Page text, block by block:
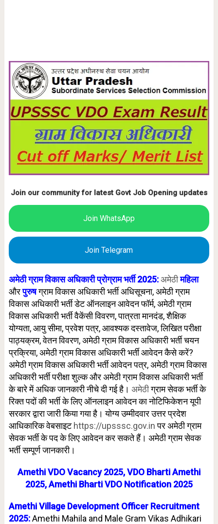
Join our community for latest Govt Job Opening updates
Join WhatsApp
Join Telegram
अमेठी ग्राम विकास अधिकारीप्रोग्रामभर्ती 2025:अमेठीमहिला
औरपुरुषग्राम विकास अधिकारी भर्ती अधिसूचना, अमेठी ग्राम
विकास अधिकारी भर्ती डेट ऑनलाइन आवेदन फॉर्म, अमेठी ग्राम
विकास अधिकारी भर्ती वैकेंसी विवरण, पात्रता मानदंड, शैक्षिक
योग्यता, आयु सीमा, प्रवेश पत्र, आवश्यक दस्तावेज, लिखित परीक्षा
पाठ्यक्रम, वेतन विवरण, अमेठी ग्राम विकास अधिकारी भर्ती चयन
प्रक्रिया, अमेठी ग्राम विकास अधिकारी भर्ती आवेदन कैसे करें?
अमेठी ग्राम विकास अधिकारी भर्ती आवेदन पत्र, अमेठी ग्राम विकास
अधिकारी भर्ती परीक्षा शुल्क और अमेठी ग्राम विकास अधिकारी भर्ती
के बारे में अधिक जानकारी नीचे दी गई है। अमेठीग्राम सेवक भर्ती के
रिक्त पदों की भर्ती के लिए ऑनलाइन आवेदन का नोटिफिकेशनयूपी
सरकार द्वारा जारी किया गया है। योग्य उम्मीदवार उत्तर प्रदेश
आधिकारिक वेबसाइटhttps://upsssc.gov.inपर अमेठीग्राम
सेवक भर्ती के पद के लिए आवेदन कर सकते हैं। अमेठीग्राम सेवक
भर्ती सम्पूर्ण जानकारी।
Amethi VDO Vacancy 2025, VDO Bharti Amethi
2025, Amethi Bharti VDO Notification 2025
Amethi Village Development Officer Recruitment
2025:Amethi Mahila and Male Gram Vikas Adhikari